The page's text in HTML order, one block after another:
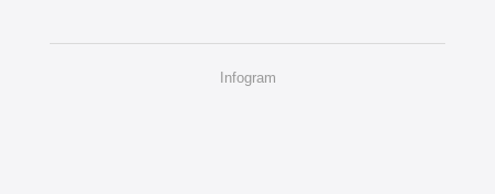
Infogram